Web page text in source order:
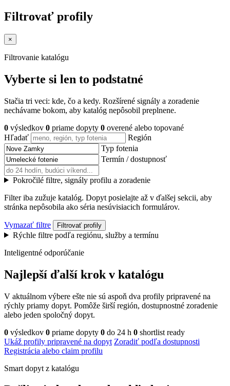
Filtrovať profily
×
Filtrovanie katalógu
Vyberte si len to podstatné
Stačia tri veci: kde, čo a kedy. Rozšírené signály a zoradenie
nechávame bokom, aby katalóg nepôsobil preplnene.
0 výsledkov 0 priame dopyty 0 overené alebo topované
Hľadať
Región
Typ fotenia
Termín / dostupnosť
Pokročilé filtre, signály profilu a zoradenie
Filter iba zužuje katalóg. Dopyt posielajte až v ďalšej sekcii, aby
stránka nepôsobila ako séria nesúvisiacich formulárov.
Vymazať filtre Filtrovať profily
Rýchle filtre podľa regiónu, služby a termínu
Inteligentné odporúčanie
Najlepší ďalší krok v katalógu
V aktuálnom výbere ešte nie sú aspoň dva profily pripravené na
rýchly priamy dopyt. Pomôže širší región, dostupnostné zoradenie
alebo jeden spoločný dopyt.
0 výsledkov 0 priame dopyty 0 do 24 h 0 shortlist ready
Ukáž profily pripravené na dopyt Zoradiť podľa dostupnosti
Registrácia alebo claim profilu
Smart dopyt z katalógu